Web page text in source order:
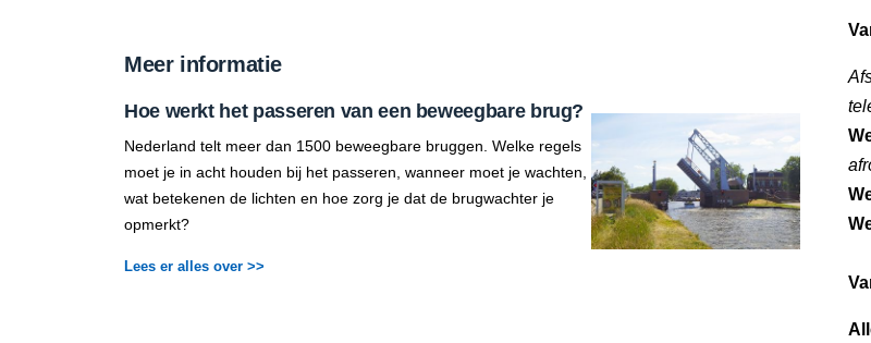
Meer informatie
Hoe werkt het passeren van een beweegbare brug?
Nederland telt meer dan 1500 beweegbare bruggen. Welke regels
moet je in acht houden bij het passeren, wanneer moet je wachten,
wat betekenen de lichten en hoe zorg je dat de brugwachter je
opmerkt?
Lees er alles over >>